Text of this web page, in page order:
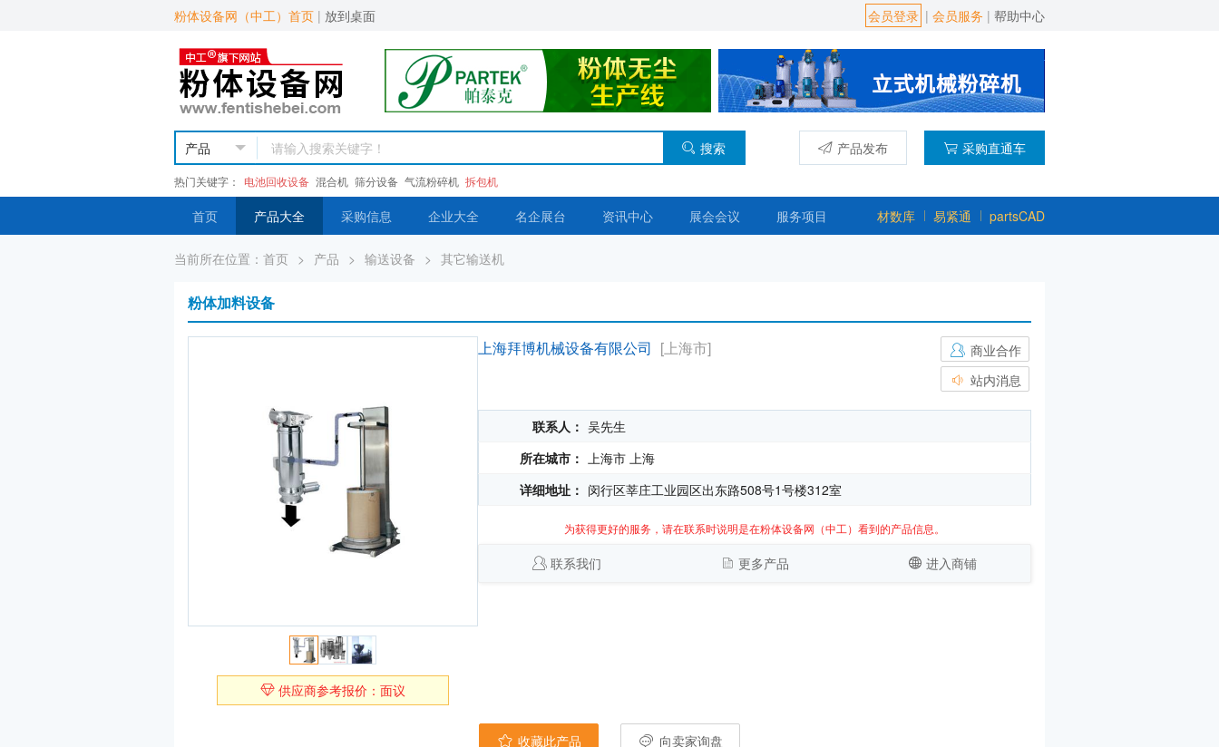
粉体设备网（中工）首页 | 放到桌面 会员登录 | 会员服务 | 帮助中心
搜索 产品发布 采购直通车
热门关键字： 电池回收设备 混合机 筛分设备 气流粉碎机 拆包机
首页 产品大全 采购信息 企业大全 名企展台 资讯中心 展会会议 服务项目 材数库 易紧通 partsCAD
当前所在位置： 首页 > 产品 > 输送设备 > 其它输送机
粉体加料设备
供应商参考报价：面议
上海拜博机械设备有限公司 [上海市]
商业合作
站内消息
联系人： 吴先生
所在城市： 上海市 上海
详细地址： 闵行区莘庄工业园区出东路508号1号楼312室
为获得更好的服务，请在联系时说明是在粉体设备网（中工）看到的产品信息。
联系我们 更多产品 进入商铺
收藏此产品 向卖家询盘